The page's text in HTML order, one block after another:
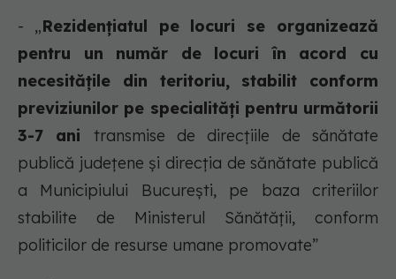
- „Rezidențiatul pe locuri se organizează
pentru un număr de locuri în acord cu
necesitățile din teritoriu, stabilit conform
previziunilor pe specialități pentru următorii
3-7 ani transmise de direcțiile de sănătate
publică județene și direcția de sănătate publică
a Municipiului București, pe baza criteriilor
stabilite de Ministerul Sănătății, conform
politicilor de resurse umane promovate”